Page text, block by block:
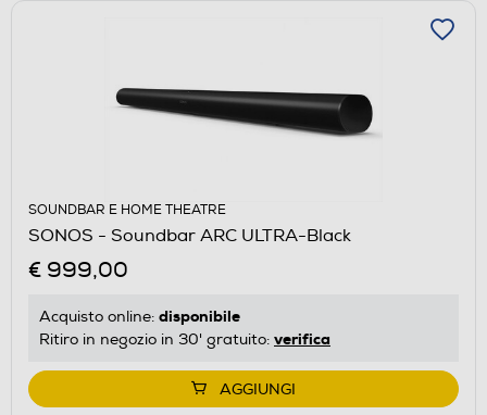
SOUNDBAR E HOME THEATRE
SONOS - Soundbar ARC ULTRA-Black
€ 999,00
Acquisto online: disponibile
Ritiro in negozio in 30' gratuito: verifica
AGGIUNGI